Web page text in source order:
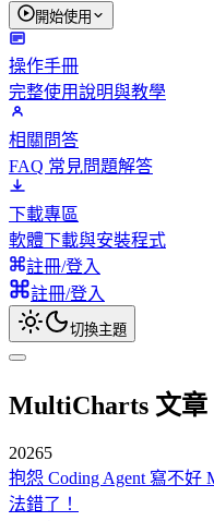
開始使用
操作手冊
完整使用說明與教學
相關問答
FAQ 常見問題解答
下載專區
軟體下載與安裝程式
註冊/登入
註冊/登入
切換主題
MultiCharts 文章
20265
抱怨 Coding Agent 寫不好
法錯了！